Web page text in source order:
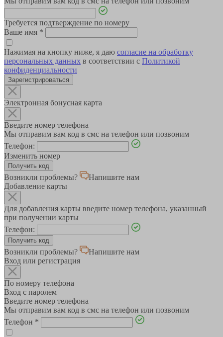
Требуется подтверждение по номеру
Ваше имя *
Нажимая на кнопку ниже, я даю согласие на обработку
персональных данных в соответствии с Политикой
конфиденциальности
Зарегистрироваться
Электронная бонусная карта
Введите номер телефона
Мы отправим вам код в смс на телефон или позвоним
Телефон:
Изменить номер
Возникли проблемы?
Напишите нам
Добавление карты
Для добавления карты введите номер телефона, указанный
при получении карты
Телефон:
Возникли проблемы?
Напишите нам
Вход или регистрация
По номеру телефона
Вход с паролем
Введите номер телефона
Мы отправим вам код в смс на телефон или позвоним
Телефон *